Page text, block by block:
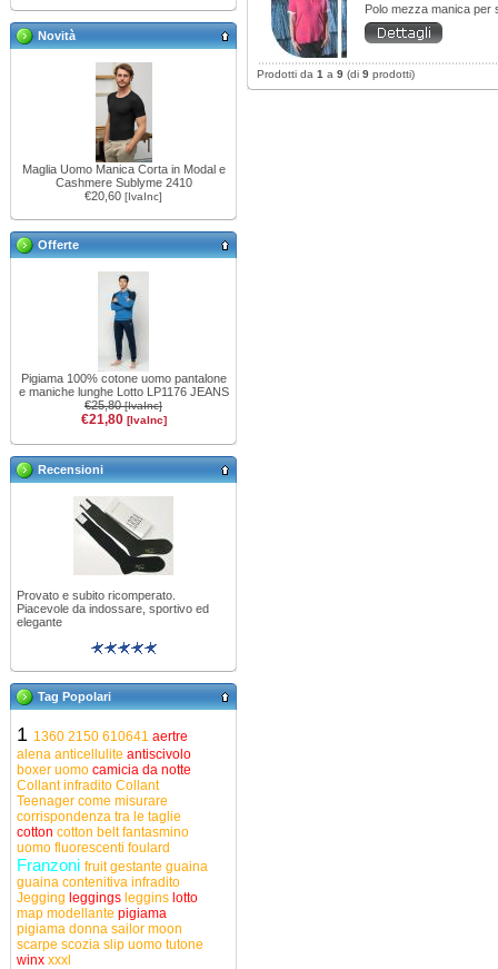
Novità
Maglia Uomo Manica Corta in Modal e
Cashmere Sublyme 2410
€20,60 [IvaInc]
Offerte
Pigiama 100% cotone uomo pantalone
e maniche lunghe Lotto LP1176 JEANS
€25,80[IvaInc]
€21,80 [IvaInc]
Recensioni
Provato e subito ricomperato.
Piacevole da indossare, sportivo ed
elegante
Tag Popolari
1 1360 2150 610641 aertre
alena anticellulite antiscivolo
boxer uomo camicia da notte
Collant infradito Collant
Teenager come misurare
corrispondenza tra le taglie
cotton cotton beltfantasmino
uomo fluorescenti foulard
Franzoni fruitgestante guaina
guaina contenitiva infradito
Jegging leggings leggins lotto
map modellante pigiama
pigiama donna sailor moon
scarpe scozia slip uomo tutone
winx xxxl
Polo mezza manica per
Prodotti da 1 a 9 (di 9 prodotti)